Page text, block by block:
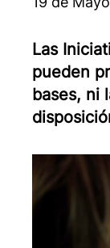
Las
pueden
bases, ni